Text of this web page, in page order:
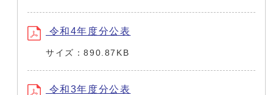
令和4年度分公表
サイズ：890.87KB
令和3年度分公表